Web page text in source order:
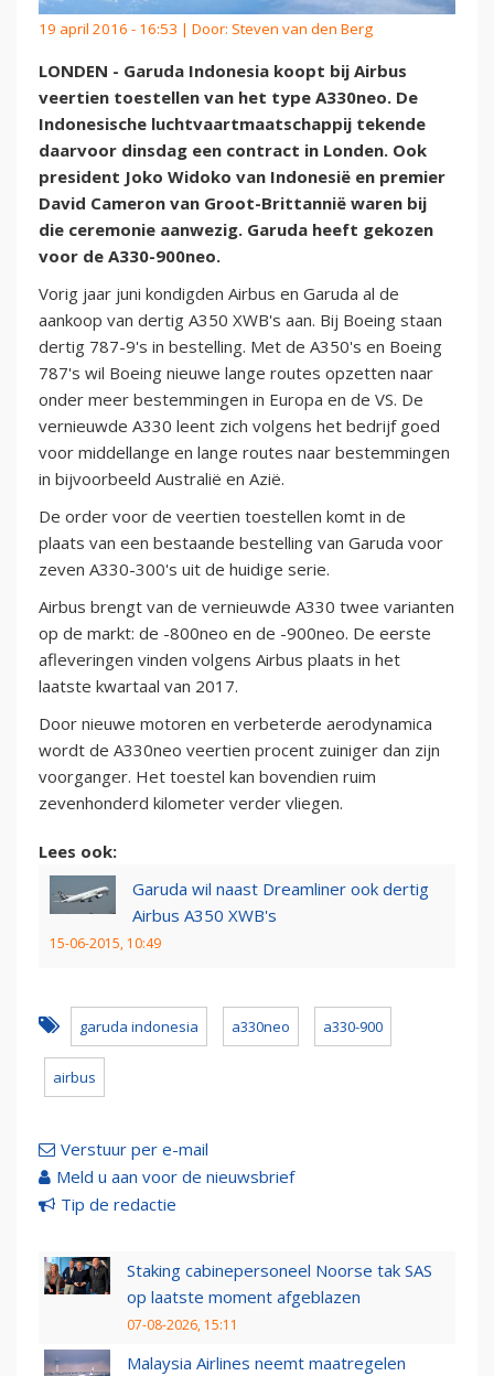
19 april 2016 - 16:53 | Door: Steven van den Berg
LONDEN - Garuda Indonesia koopt bij Airbus
veertien toestellen van het type A330neo. De
Indonesische luchtvaartmaatschappij tekende
daarvoor dinsdag een contract in Londen. Ook
president Joko Widoko van Indonesië en premier
David Cameron van Groot-Brittannië waren bij
die ceremonie aanwezig. Garuda heeft gekozen
voor de A330-900neo.
Vorig jaar juni kondigden Airbus en Garuda al de
aankoop van dertig A350 XWB's aan. Bij Boeing staan
dertig 787-9's in bestelling. Met de A350's en Boeing
787's wil Boeing nieuwe lange routes opzetten naar
onder meer bestemmingen in Europa en de VS. De
vernieuwde A330 leent zich volgens het bedrijf goed
voor middellange en lange routes naar bestemmingen
in bijvoorbeeld Australië en Azië.
De order voor de veertien toestellen komt in de
plaats van een bestaande bestelling van Garuda voor
zeven A330-300's uit de huidige serie.
Airbus brengt van de vernieuwde A330 twee varianten
op de markt: de -800neo en de -900neo. De eerste
afleveringen vinden volgens Airbus plaats in het
laatste kwartaal van 2017.
Door nieuwe motoren en verbeterde aerodynamica
wordt de A330neo veertien procent zuiniger dan zijn
voorganger. Het toestel kan bovendien ruim
zevenhonderd kilometer verder vliegen.
Lees ook:
Garuda wil naast Dreamliner ook dertig
Airbus A350 XWB's
15-06-2015, 10:49
garuda indonesia a330neo a330-900
airbus
Verstuur per e-mail
Meld u aan voor de nieuwsbrief
Tip de redactie
Staking cabinepersoneel Noorse tak SAS
op laatste moment afgeblazen
07-08-2026, 15:11
Malaysia Airlines neemt maatregelen